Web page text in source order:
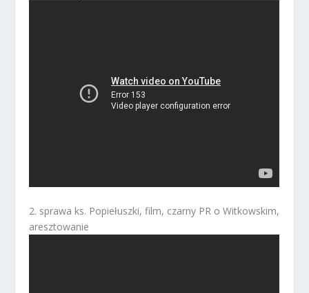
2. sprawa ks. Popiełuszki, film, czarny PR o Witkowskim,
aresztowanie